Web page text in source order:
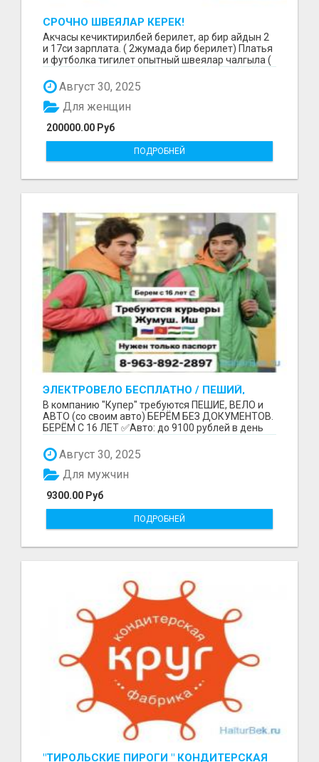
СРОЧНО ШВЕЯЛАР КЕРЕК!
Акчасы кечиктирилбей берилет, ар бир айдын 2
и 17си зарплата. ( 2жумада бир берилет) Платья
и футболка тигилет опытный швеялар чалгыла (
Август 30, 2025
200000.00 Руб
Для женщин
ПОДРОБНЕЙ
ЭЛЕКТРОВЕЛО БЕСПЛАТНО / ПЕШИЙ,
ВЕЛО, АВТО / БЕРЕМ БЕЗ ДОКУМЕНТОВ /
ЛЮБОЙ РАЙОН / С 16 ЛЕТ
В компанию "Купер" требуются ПЕШИЕ, ВЕЛО и
АВТО (со своим авто) БЕРЁМ БЕЗ ДОКУМЕНТОВ.
БЕРЁМ С 16 ЛЕТ ✅Авто: до 9100 рублей в день
Август 30, 2025
9300.00 Руб
Для мужчин
ПОДРОБНЕЙ
"ТИРОЛЬСКИЕ ПИРОГИ " КОНДИТЕРСКАЯ